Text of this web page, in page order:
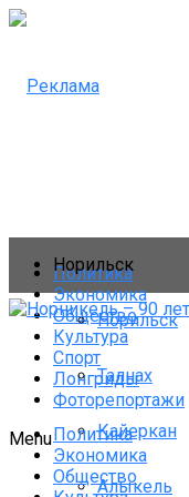
Политика
Экономика
Общество
Культура
Спорт
Лонгриды
Фоторепортажи
Menu
Норильск
Норильск
Талнах
Кайеркан
Алыкель
Политика
Экономика
Общество